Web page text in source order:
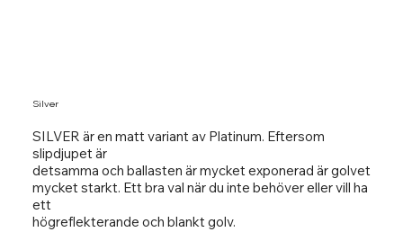
SILVER är en matt variant av Platinum. Eftersom
slipdjupet är
detsamma och ballasten är mycket exponerad är golvet
mycket starkt. Ett bra val när du inte behöver eller vill ha
ett
högreflekterande och blankt golv.
Silver